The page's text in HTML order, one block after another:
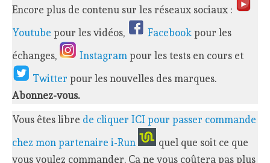
Encore plus de contenu sur les réseaux sociaux :
Youtube pour les vidéos, Facebookpour les
échanges,
Instagrampour les tests en cours et
Twitterpour les nouvelles des marques.
Abonnez-vous.
Vous êtes libre de cliquer ICI pour passer commande
chez mon partenaire i-Run
quel que soit ce que
vous voulez commander. Ca ne vous coûtera pas plus